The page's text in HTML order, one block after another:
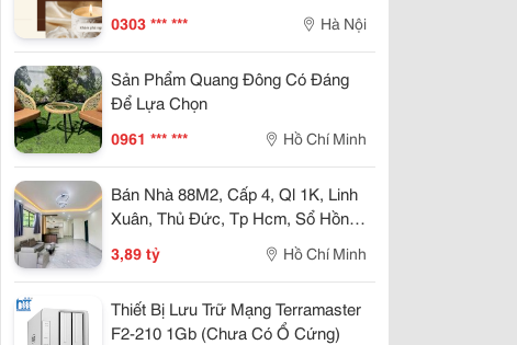
0303 *** *** Hà Nội
Sản Phẩm Quang Đông Có Đáng
Để Lựa Chọn
0961 *** *** Hồ Chí Minh
Bán Nhà 88M2, Cấp 4, Ql 1K, Linh
Xuân, Thủ Đức, Tp Hcm, Sổ Hồng
3,89 tỷ Hồ Chí Minh
Thiết Bị Lưu Trữ Mạng Terramaster
F2-210 1Gb (Chưa Có Ổ Cứng)